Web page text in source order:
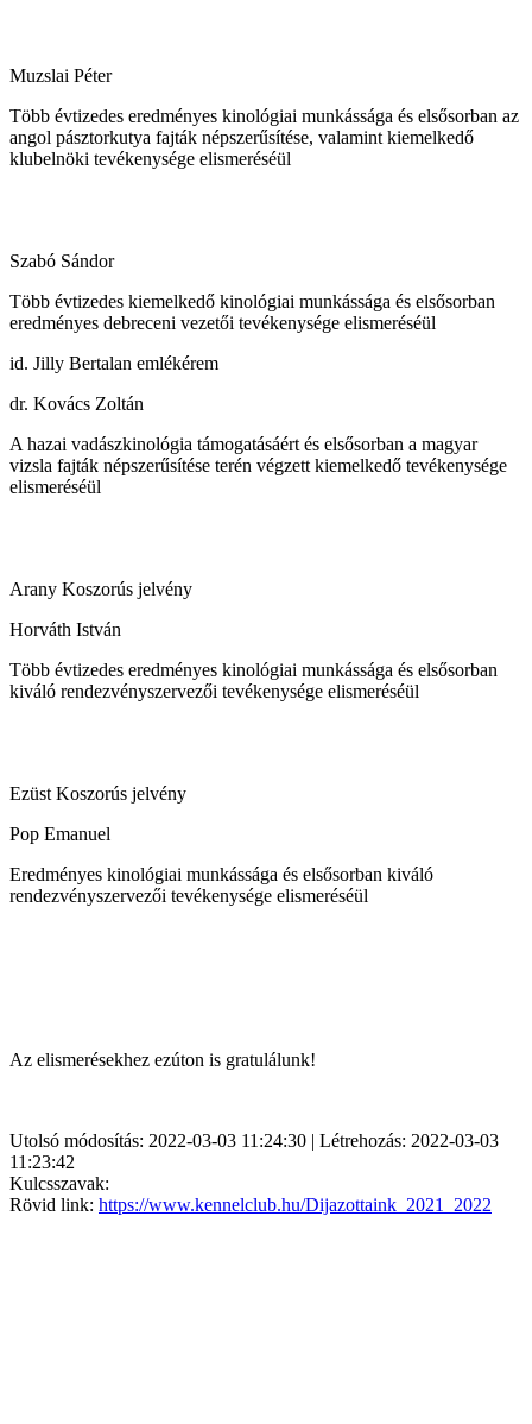
Muzslai Péter
Több évtizedes eredményes kinológiai munkássága és elsősorban az
angol pásztorkutya fajták népszerűsítése, valamint kiemelkedő
klubelnöki tevékenysége elismeréséül
Szabó Sándor
Több évtizedes kiemelkedő kinológiai munkássága és elsősorban
eredményes debreceni vezetői tevékenysége elismeréséül
id. Jilly Bertalan emlékérem
dr. Kovács Zoltán
A hazai vadászkinológia támogatásáért és elsősorban a magyar
vizsla fajták népszerűsítése terén végzett kiemelkedő tevékenysége
elismeréséül
Arany Koszorús jelvény
Horváth István
Több évtizedes eredményes kinológiai munkássága és elsősorban
kiváló rendezvényszervezői tevékenysége elismeréséül
Ezüst Koszorús jelvény
Pop Emanuel
Eredményes kinológiai munkássága és elsősorban kiváló
rendezvényszervezői tevékenysége elismeréséül
Az elismerésekhez ezúton is gratulálunk!
Utolsó módosítás: 2022-03-03 11:24:30 | Létrehozás: 2022-03-03
11:23:42
Kulcsszavak:
Rövid link: https://www.kennelclub.hu/Dijazottaink_2021_2022